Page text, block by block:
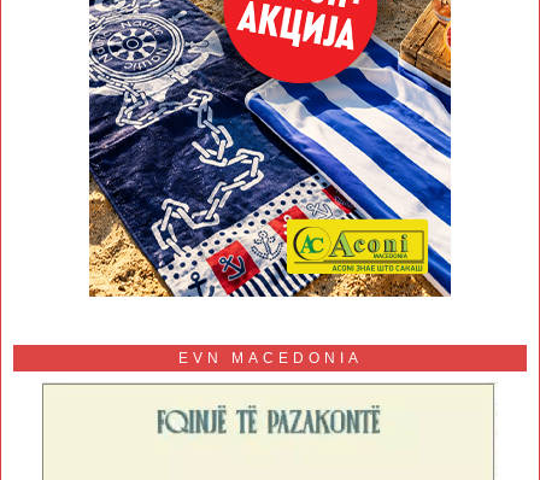
EVN MACEDONIA